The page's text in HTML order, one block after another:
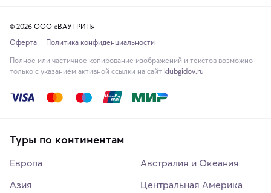
© 2026 ООО «ВАУТРИП»
Оферта
Политика конфиденциальности
Полное или частичное копирование изображений и текстов возможно
только с указанием активной ссылки на сайт klubgidov.ru
Туры по континентам
Европа
Азия
Австралия и Океания
Центральная Америка